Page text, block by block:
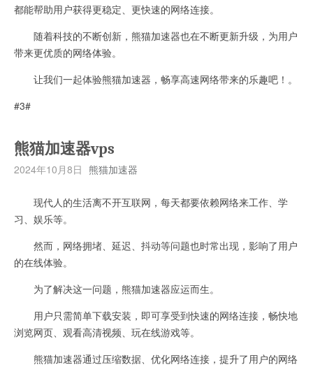
都能帮助用户获得更稳定、更快速的网络连接。
随着科技的不断创新，熊猫加速器也在不断更新升级，为用户
带来更优质的网络体验。
让我们一起体验熊猫加速器，畅享高速网络带来的乐趣吧！。
#3#
熊猫加速器vps
2024年10月8日 熊猫加速器
现代人的生活离不开互联网，每天都要依赖网络来工作、学
习、娱乐等。
然而，网络拥堵、延迟、抖动等问题也时常出现，影响了用户
的在线体验。
为了解决这一问题，熊猫加速器应运而生。
用户只需简单下载安装，即可享受到快速的网络连接，畅快地
浏览网页、观看高清视频、玩在线游戏等。
熊猫加速器通过压缩数据、优化网络连接，提升了用户的网络